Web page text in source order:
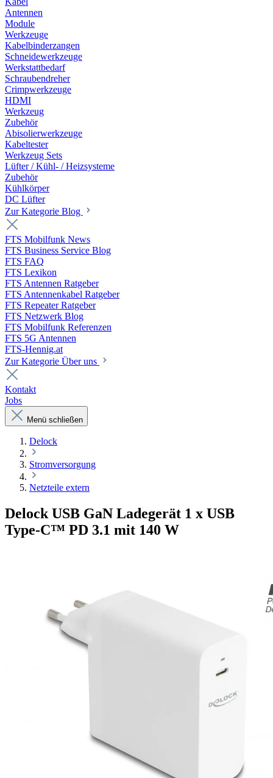
Antennen
Module
Werkzeuge
Kabelbinderzangen
Schneidewerkzeuge
Werkstattbedarf
Schraubendreher
Crimpwerkzeuge
HDMI
Werkzeug
Zubehör
Abisolierwerkzeuge
Kabeltester
Werkzeug Sets
Lüfter / Kühl- / Heizsysteme
Zubehör
Kühlkörper
DC Lüfter
Zur Kategorie Blog
FTS Mobilfunk News
FTS Business Service Blog
FTS FAQ
FTS Lexikon
FTS Antennen Ratgeber
FTS Antennenkabel Ratgeber
FTS Repeater Ratgeber
FTS Netzwerk Blog
FTS Mobilfunk Referenzen
FTS 5G Antennen
FTS-Hennig.at
Zur Kategorie Über uns
Kontakt
Jobs
Menü schließen
Delock
Stromversorgung
Netzteile extern
Delock USB GaN Ladegerät 1 x USB
Type-C™ PD 3.1 mit 140 W